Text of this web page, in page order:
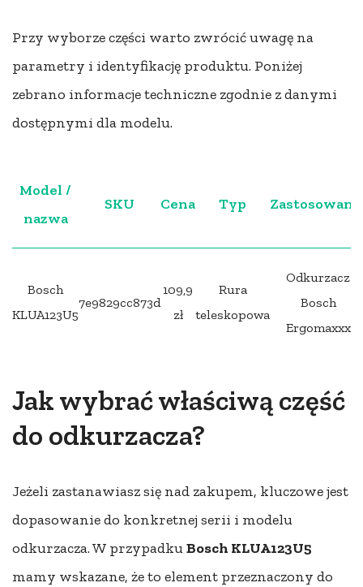
Przy wyborze części warto zwrócić uwagę na
parametry i identyfikację produktu. Poniżej
zebrano informacje techniczne zgodnie z danymi
dostępnymi dla modelu.
Model /
nazwa
SKU Cena Typ
Bosch
KLUA123U5
7e9829cc873d
109,9
zł
Rura
teleskopowa
Odkurzacz
Bosch
Ergomaxxx
Jak wybrać właściwą część
do odkurzacza?
Jeżeli zastanawiasz się nad zakupem, kluczowe jest
dopasowanie do konkretnej serii i modelu
odkurzacza. W przypadkuBosch KLUA123U5
mamy wskazane, że to element przeznaczony do